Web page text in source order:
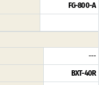
FG-800-A
---
BXT-40R